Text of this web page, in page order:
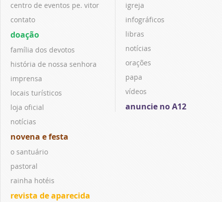
centro de eventos pe. vitor
contato
doação
família dos devotos
história de nossa senhora
imprensa
locais turísticos
loja oficial
notícias
novena e festa
o santuário
pastoral
rainha hotéis
revista de aparecida
igreja
infográficos
libras
notícias
orações
papa
vídeos
anuncie no A12